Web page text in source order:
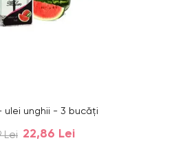
ulei unghii - 3 bucăți
Lei 22,86 Lei